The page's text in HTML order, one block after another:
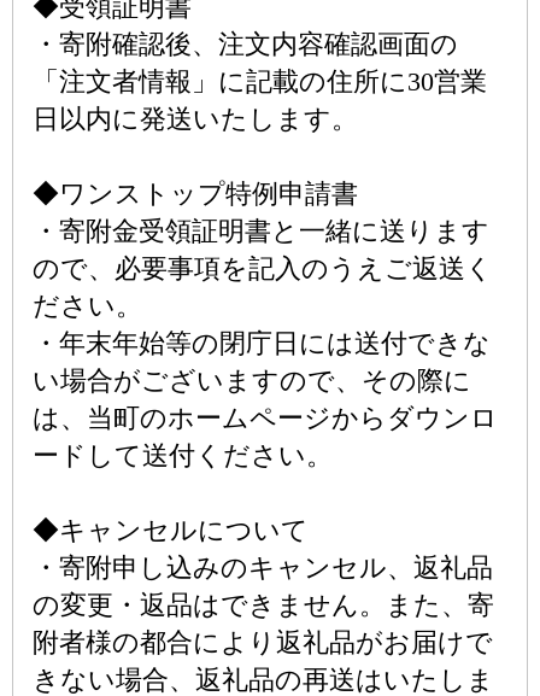
◆受領証明書
・寄附確認後、注文内容確認画面の
「注文者情報」に記載の住所に30営業
日以内に発送いたします。
◆ワンストップ特例申請書
・寄附金受領証明書と一緒に送ります
ので、必要事項を記入のうえご返送く
ださい。
・年末年始等の閉庁日には送付できな
い場合がございますので、その際に
は、当町のホームページからダウンロ
ードして送付ください。
◆キャンセルについて
・寄附申し込みのキャンセル、返礼品
の変更・返品はできません。また、寄
附者様の都合により返礼品がお届けで
きない場合、返礼品の再送はいたしま